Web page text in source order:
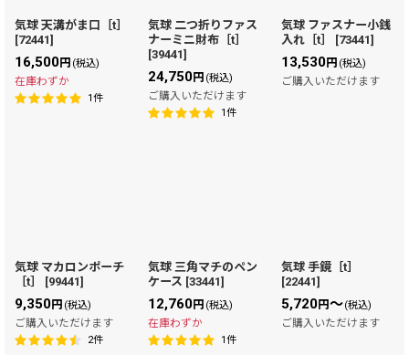
絞り込む
気球 天溝がま口［t］
[72441]
16,500円 (税込)
在庫わずか
1件
気球 二つ折りファス
ナーミニ財布［t］
[39441]
24,750円 (税込)
ご購入いただけます
1件
気球 ファスナー小銭
入れ［t］
[73441]
13,530円 (税込)
ご購入いただけます
気球 マカロンポーチ
［t］
[99441]
9,350円 (税込)
ご購入いただけます
2件
気球 三角マチのペン
ケース [33441]
12,760円 (税込)
在庫わずか
1件
気球 手鏡［t］
[22441]
5,720円～(税込)
ご購入いただけます